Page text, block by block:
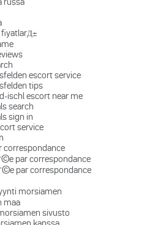
fiyatlarД±
escort service
tips
ischl escort near me
search
sign in
service
par correspondance
par correspondance
morsiamen
maa
sivusto
kanssa